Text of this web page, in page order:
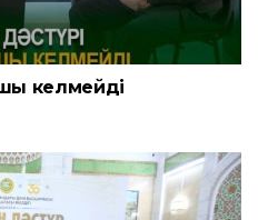
келмейді